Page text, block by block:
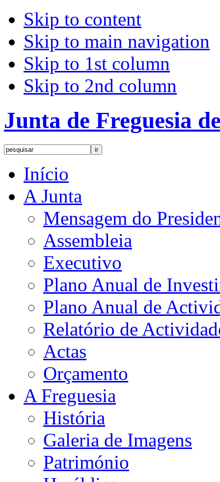
Skip to content
Skip to main navigation
Skip to 1st column
Skip to 2nd column
Junta de Freguesia
Início
A Junta
Mensagem do
Assembleia
Executivo
Plano Anual de
Plano Anual de
Relatório de
Actas
Orçamento
A Freguesia
História
Galeria de Imagens
Património